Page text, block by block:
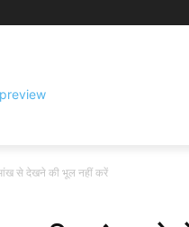
से देखने की भूल नहीं करें